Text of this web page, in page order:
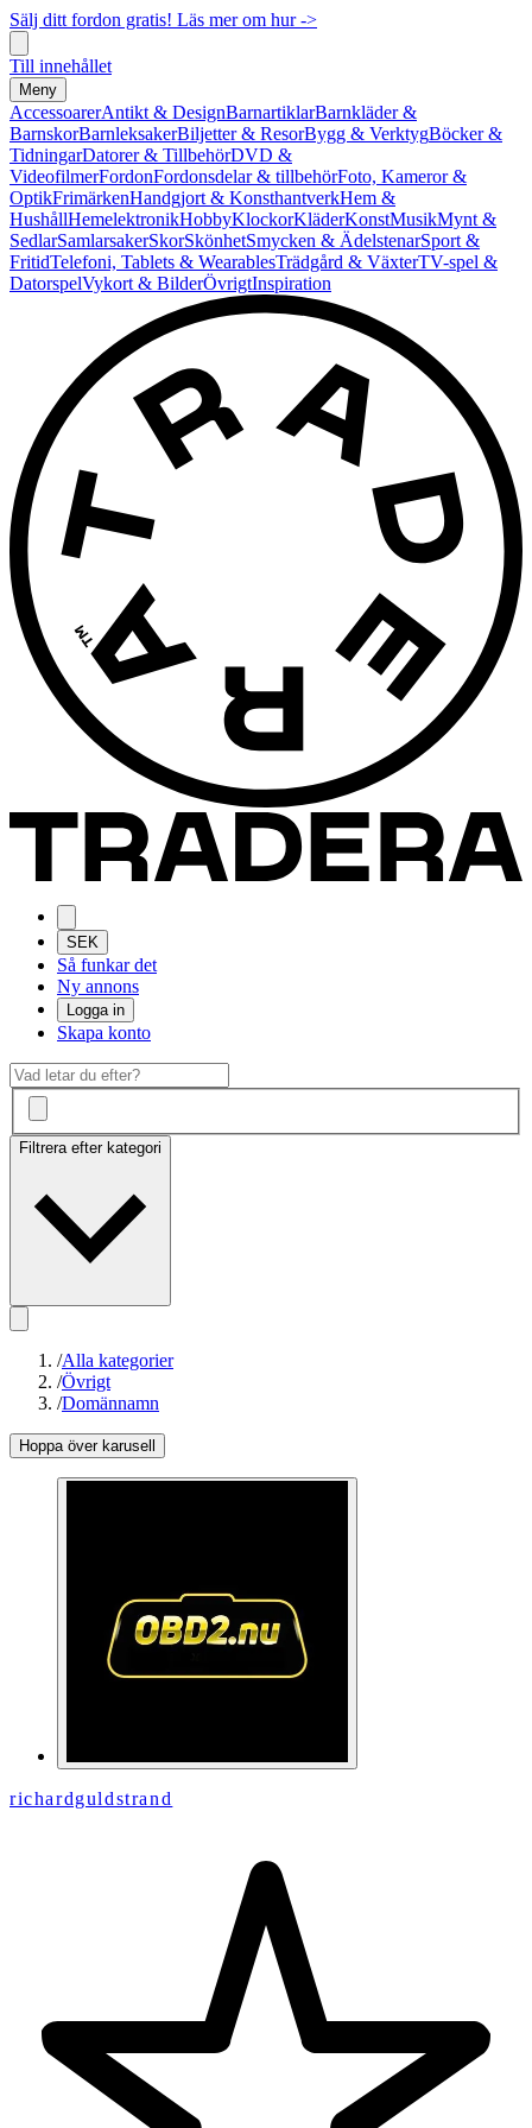
Sälj ditt fordon gratis! Läs mer om hur ->
Till innehållet
Meny
AccessoarerAntikt & DesignBarnartiklarBarnkläder &
BarnskorBarnleksakerBiljetter & ResorBygg & VerktygBöcker &
TidningarDatorer & TillbehörDVD &
VideofilmerFordonFordonsdelar & tillbehörFoto, Kameror &
OptikFrimärkenHandgjort & KonsthantverkHem &
HushållHemelektronikHobbyKlockorKläderKonstMusikMynt &
SedlarSamlarsakerSkorSkönhetSmycken & ÄdelstenarSport &
FritidTelefoni, Tablets & WearablesTrädgård & VäxterTV-spel &
DatorspelVykort & BilderÖvrigtInspiration
SEK
Så funkar det
Ny annons
Logga in
Skapa konto
Filtrera efter kategori
/Alla kategorier
/Övrigt
/Domännamn
Hoppa över karusell
richardguldstrand